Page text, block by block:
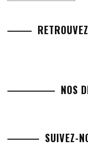
NOS
SUIVEZ-